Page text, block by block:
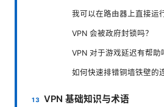
我可以在路由器上直接运
VPN 会被政府封锁吗？
VPN 对于游戏延迟有帮助
如何快速排错铜墙铁壁的
VPN 基础知识与术语